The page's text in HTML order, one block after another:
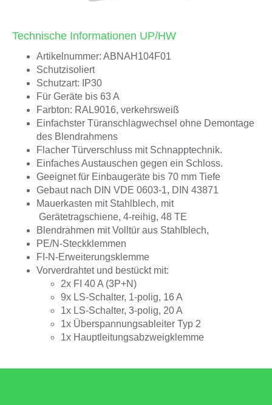
Technische Informationen UP/HW
Artikelnummer: ABNAH104F01
Schutzisoliert
Schutzart: IP30
Für Geräte bis 63 A
Farbton: RAL9016, verkehrsweiß
Einfachster Türanschlagwechsel ohne Demontage
des Blendrahmens
Flacher Türverschluss mit Schnapptechnik.
Einfaches Austauschen gegen ein Schloss.
Geeignet für Einbaugeräte bis 70 mm Tiefe
Gebaut nach DIN VDE 0603-1, DIN 43871
Mauerkasten mit Stahlblech, mit
Gerätetragschiene, 4-reihig, 48 TE
Blendrahmen mit Volltür aus Stahlblech,
PE/N-Steckklemmen
FI-N-Erweiterungsklemme
Vorverdrahtet und bestückt mit:
2x FI 40 A (3P+N)
9x LS-Schalter, 1-polig, 16 A
1x LS-Schalter, 3-polig, 20 A
1x Überspannungsableiter Typ 2
1x Hauptleitungsabzweigklemme